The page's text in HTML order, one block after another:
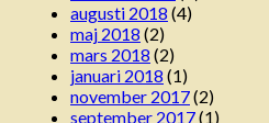
augusti 2018 (4)
maj 2018 (2)
mars 2018 (2)
januari 2018 (1)
november 2017(2)
september 2017(1)